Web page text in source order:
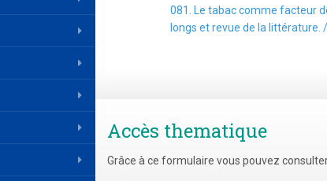
081. Le tabac comme facteur
longs et revue de la littérature. /
Accès thematique
Grâce à ce formulaire vous pouvez